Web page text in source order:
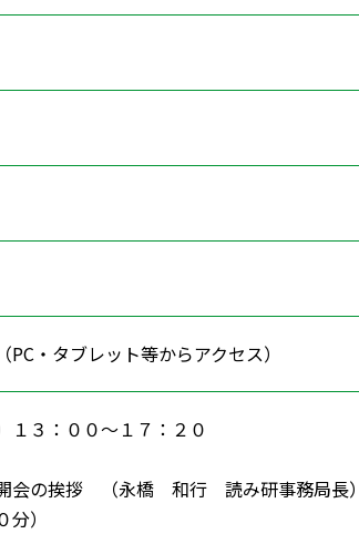
・タブレット等からアクセス）
３：００～１７：２０
の挨拶 （永橋 和行 読み研事務局長
）